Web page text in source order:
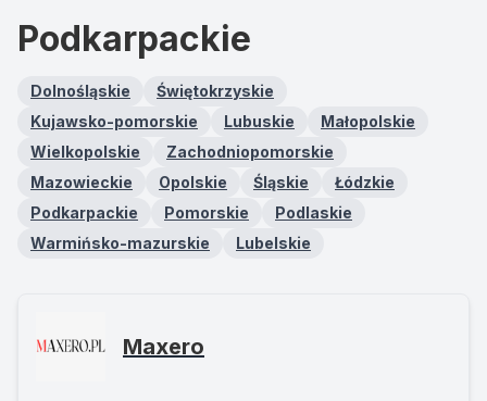
Podkarpackie
Dolnośląskie
Świętokrzyskie
Kujawsko-pomorskie
Lubuskie
Małopolskie
Wielkopolskie
Zachodniopomorskie
Mazowieckie
Opolskie Śląskie
Łódzkie
Podkarpackie
Pomorskie
Podlaskie
Warmińsko-mazurskie
Lubelskie
Maxero